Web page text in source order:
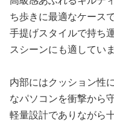
ち歩きに最適なケースで
手提げスタイルで持ち
スシーンにも適していま
内部にはクッション性
なパソコンを衝撃から
軽量設計でありながら